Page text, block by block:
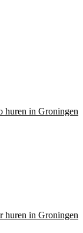
huren in Groningen
huren in Groningen